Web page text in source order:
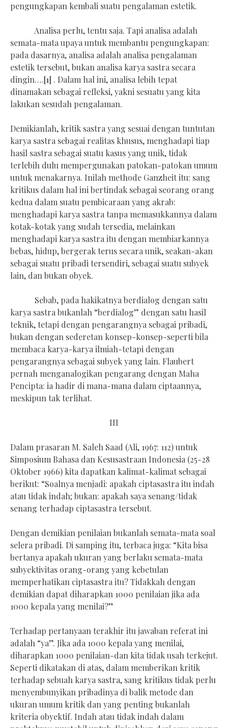
pengungkapan kembali suatu pengalaman estetik.
Analisa perlu, tentu saja. Tapi analisa adalah
semata-mata upaya untuk membantu pengungkapan:
pada dasarnya, analisa adalah analisa pengalaman
estetik tersebut, bukan analisa karya sastra secara
dingin….[1] . Dalam hal ini, analisa lebih tepat
dinamakan sebagai refleksi, yakni sesuatu yang kita
lakukan sesudah pengalaman.
Demikianlah, kritik sastra yang sesuai dengan tuntutan
karya sastra sebagai realitas khusus, menghadapi tiap
hasil sastra sebagai suatu kasus yang unik, tidak
terlebih dulu mempergunakan patokan-patokan umum
untuk menakarnya. Inilah methode Ganzheit itu: sang
kritikus dalam hal ini bertindak sebagai seorang orang
kedua dalam suatu pembicaraan yang akrab:
menghadapi karya sastra tanpa memasukkannya dalam
kotak-kotak yang sudah tersedia, melainkan
menghadapi karya sastra itu dengan membiarkannya
bebas, hidup, bergerak terus secara unik, seakan-akan
sebagai suatu pribadi tersendiri, sebagai suatu subyek
lain, dan bukan obyek.
Sebab, pada hakikatnya berdialog dengan satu
karya sastra bukanlah “berdialog” dengan satu hasil
teknik, tetapi dengan pengarangnya sebagai pribadi,
bukan dengan sederetan konsep-konsep-seperti bila
membaca karya-karya ilmiah-tetapi dengan
pengarangnya sebagai subyek yang lain. Flaubert
pernah menganalogikan pengarang dengan Maha
Pencipta: ia hadir di mana-mana dalam ciptaannya,
meskipun tak terlihat.
III
Dalam prasaran M. Saleh Saad (Ali, 1967: 112) untuk
Simposium Bahasa dan Kesusastraan Indonesia (25-28
Oktober 1966) kita dapatkan kalimat-kalimat sebagai
berikut: “Soalnya menjadi: apakah ciptasastra itu indah
atau tidak indah; bukan: apakah saya senang/tidak
senang terhadap ciptasastra tersebut.
Dengan demikian penilaian bukanlah semata-mata soal
selera pribadi. Di samping itu, terbaca juga: “Kita bisa
bertanya apakah ukuran yang berlaku semata-mata
subyektivitas orang-orang yang kebetulan
memperhatikan ciptasastra itu? Tidakkah dengan
demikian dapat diharapkan 1000 penilaian jika ada
1000 kepala yang menilai?”
Terhadap pertanyaan terakhir itu jawaban referat ini
adalah “ya”. Jika ada 1000 kepala yang menilai,
diharapkan 1000 penilaian-dan kita tidak usah terkejut.
Seperti dikatakan di atas, dalam memberikan kritik
terhadap sebuah karya sastra, sang kritikus tidak perlu
menyembunyikan pribadinya di balik metode dan
ukuran umum kritik dan yang penting bukanlah
kriteria obyektif. Indah atau tidak indah dalam